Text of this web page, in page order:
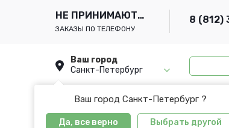
НЕ ПРИНИМАЮТСЯ
ЗАКАЗЫ ПО ТЕЛЕФОНУ
8 (812)
Ваш город
Санкт-Петербург
Ваш город Санкт-Петербург ?
Да, все верно Выбрать другой